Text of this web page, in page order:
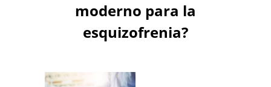
moderno para la
esquizofrenia?